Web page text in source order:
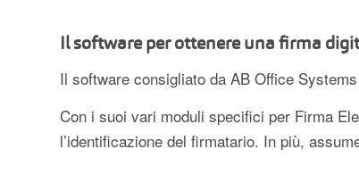
Il software per ottenere una firma
Il software consigliato da AB Office
Con i suoi vari moduli specifici per Firma
l’identificazione del firmatario. In più,